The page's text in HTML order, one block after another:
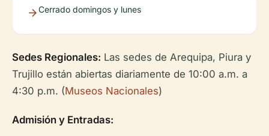
Cerrado domingos y lunes
Sedes Regionales: Las sedes de Arequipa, Piura y
Trujillo están abiertas diariamente de 10:00 a.m. a
4:30 p.m. (Museos Nacionales)
Admisión y Entradas: